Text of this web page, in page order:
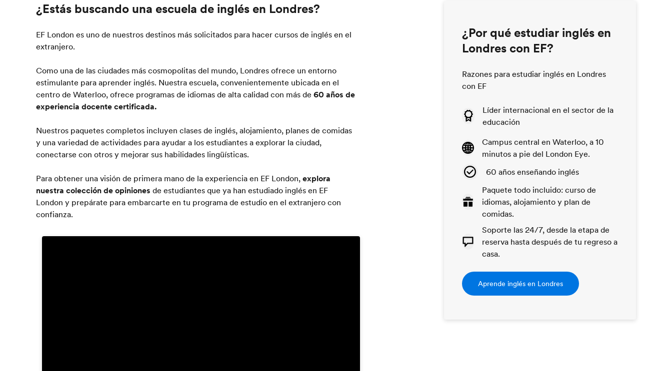
¿Estás buscando una escuela de inglés en Londres?
EF London es uno de nuestros destinos más solicitados para hacer cursos de inglés en el
extranjero.
Como una de las ciudades más cosmopolitas del mundo, Londres ofrece un entorno
estimulante para aprender inglés. Nuestra escuela, convenientemente ubicada en el
centro de Waterloo, ofrece programas de idiomas de alta calidad con más de 60 años de
experiencia docente certificada.
Nuestros paquetes completos incluyen clases de inglés, alojamiento, planes de comidas
y una variedad de actividades para ayudar a los estudiantes a explorar la ciudad,
conectarse con otros y mejorar sus habilidades lingüísticas.
Para obtener una visión de primera mano de la experiencia en EF London,explora
nuestra colección de opiniones de estudiantes que ya han estudiado inglés en EF
London y prepárate para embarcarte en tu programa de estudio en el extranjero con
confianza.
¿Por qué estudiar inglés en
Londres con EF?
Razones para estudiar inglés en Londres
con EF
Líder internacional en el sector de la
educación
Campus central en Waterloo, a 10
minutos a pie del London Eye.
60 años enseñando inglés
Paquete todo incluido: curso de
idiomas, alojamiento y plan de
comidas.
Soporte las 24/7, desde la etapa de
reserva hasta después de tu regreso a
casa.
Aprende inglés en Londres